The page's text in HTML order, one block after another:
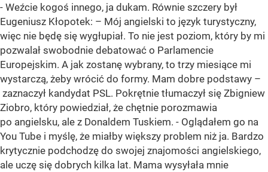
- Weźcie kogoś innego, ja dukam. Równie szczery był
Eugeniusz Kłopotek: – Mój angielski to język turystyczny,
więc nie będę się wygłupiał. To nie jest poziom, który by mi
pozwalał swobodnie debatować o Parlamencie
Europejskim. A jak zostanę wybrany, to trzy miesiące mi
wystarczą, żeby wrócić do formy. Mam dobre podstawy –
zaznaczył kandydat PSL. Pokrętnie tłumaczył się Zbigniew
Ziobro, który powiedział, że chętnie porozmawia
po angielsku, ale z Donaldem Tuskiem. - Oglądałem go na
You Tube i myślę, że miałby większy problem niż ja. Bardzo
krytycznie podchodzę do swojej znajomości angielskiego,
ale uczę się dobrych kilka lat. Mama wysyłała mnie